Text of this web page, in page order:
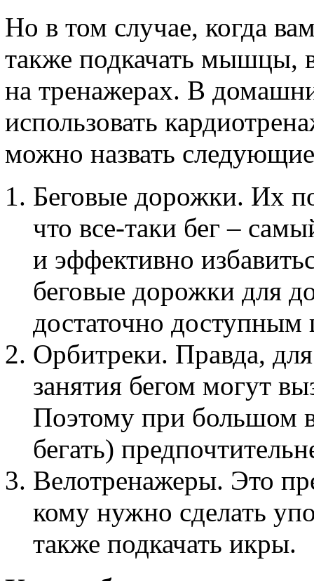
Но в том случае, когда
также подкачать мышцы,
на тренажерах. В
использовать
можно назвать
Беговые дорожки. Их
что все-таки бег –
и эффективно
беговые дорожки для
достаточно доступным
Орбитреки. Правда,
занятия бегом могут
Поэтому при большом
бегать)
Велотренажеры. Это
кому нужно сделать
также подкачать икры.